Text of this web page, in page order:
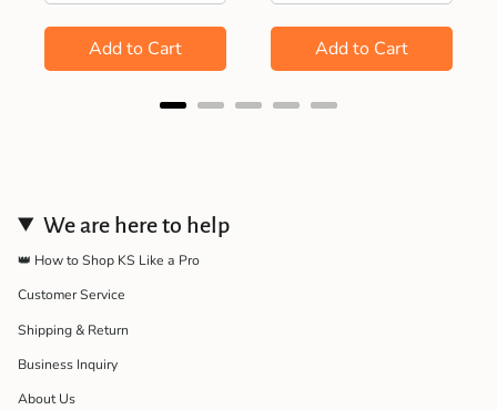
Add to Cart Add to Cart
We are here to help
👑 How to Shop KS Like a Pro
Customer Service
Shipping & Return
Business Inquiry
About Us